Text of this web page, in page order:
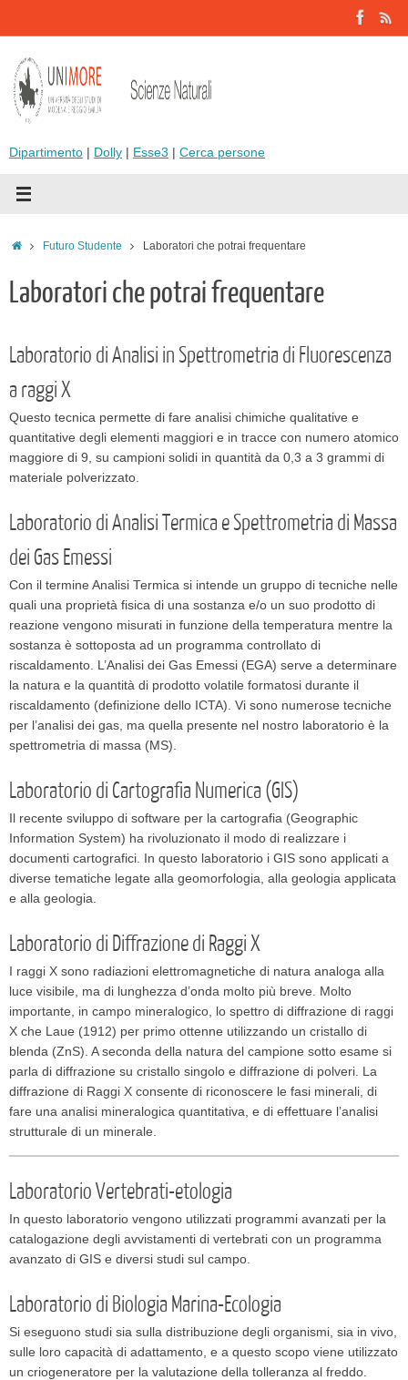
Dipartimento Dolly Esse3 Cerca persone
HomeFuturo Studente Laboratori che potrai frequentare
Laboratori che potrai frequentare
Laboratorio di Analisi in Spettrometria di Fluorescenza
a raggi X
Questo tecnica permette di fare analisi chimiche qualitative e
quantitative degli elementi maggiori e in tracce con numero atomico
maggiore di 9, su campioni solidi in quantità da 0,3 a 3 grammi di
materiale polverizzato.
Laboratorio di Analisi Termica e Spettrometria di Massa
dei Gas Emessi
Con il termine Analisi Termica si intende un gruppo di tecniche nelle
quali una proprietà fisica di una sostanza e/o un suo prodotto di
reazione vengono misurati in funzione della temperatura mentre la
sostanza è sottoposta ad un programma controllato di
riscaldamento. L’Analisi dei Gas Emessi (EGA) serve a determinare
la natura e la quantità di prodotto volatile formatosi durante il
riscaldamento (definizione dello ICTA). Vi sono numerose tecniche
per l’analisi dei gas, ma quella presente nel nostro laboratorio è la
spettrometria di massa (MS).
Laboratorio di Cartografia Numerica (GIS)
Il recente sviluppo di software per la cartografia (Geographic
Information System) ha rivoluzionato il modo di realizzare i
documenti cartografici. In questo laboratorio i GIS sono applicati a
diverse tematiche legate alla geomorfologia, alla geologia applicata
e alla geologia.
Laboratorio di Diffrazione di Raggi X
I raggi X sono radiazioni elettromagnetiche di natura analoga alla
luce visibile, ma di lunghezza d’onda molto più breve. Molto
importante, in campo mineralogico, lo spettro di diffrazione di raggi
X che Laue (1912) per primo ottenne utilizzando un cristallo di
blenda (ZnS). A seconda della natura del campione sotto esame si
parla di diffrazione su cristallo singolo e diffrazione di polveri. La
diffrazione di Raggi X consente di riconoscere le fasi minerali, di
fare una analisi mineralogica quantitativa, e di effettuare l’analisi
strutturale di un minerale.
Laboratorio Vertebrati-etologia
In questo laboratorio vengono utilizzati programmi avanzati per la
catalogazione degli avvistamenti di vertebrati con un programma
avanzato di GIS e diversi studi sul campo.
Laboratorio di Biologia Marina-Ecologia
Si eseguono studi sia sulla distribuzione degli organismi, sia in vivo,
sulle loro capacità di adattamento, e a questo scopo viene utilizzato
un criogeneratore per la valutazione della tolleranza al freddo.